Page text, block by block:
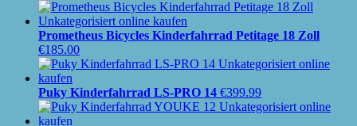
Prometheus Bicycles Kinderfahrrad Petitage 18 Zoll
€185.00
Puky Kinderfahrrad LS-PRO 14 €399.99